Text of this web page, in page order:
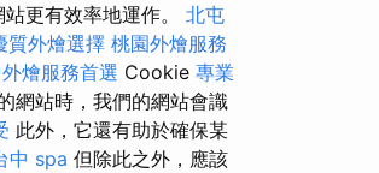
更有效率地運作。 北屯
質外燴選擇 桃園外燴服務
燴服務首選 Cookie 專業
網站時，我們的網站會識
此外，它還有助於確保某
中 spa 但除此之外，應該